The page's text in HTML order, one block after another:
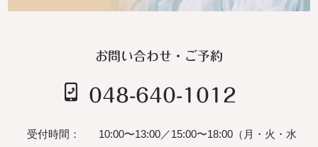
お問い合わせ・ご予約
048-640-1012
受付時間：
10:00〜13:00／15:00〜18:00（月・火・水